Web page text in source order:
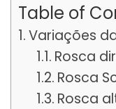
Table of
Variações
Rosca
Rosca
Rosca